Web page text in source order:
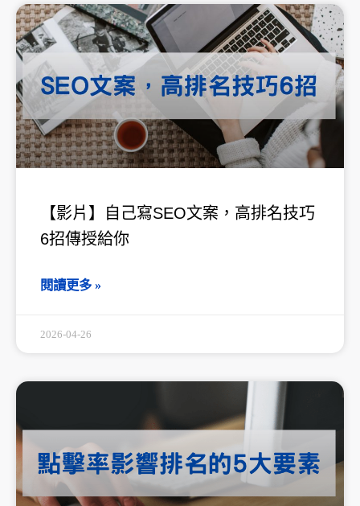
【影片】自己寫SEO文案，高排名技巧
6招傳授給你
閱讀更多 »
2026-04-26